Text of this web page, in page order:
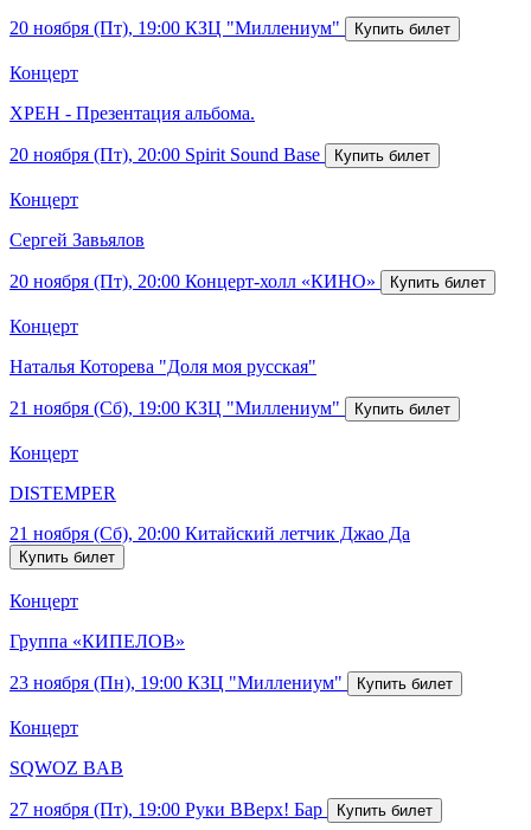
20 ноября (Пт), 19:00 КЗЦ "Миллениум"
Концерт
ХРЕН - Презентация альбома.
20 ноября (Пт), 20:00 Spirit Sound Base
Концерт
Сергей Завьялов
20 ноября (Пт), 20:00 Концерт-холл «КИНО»
Концерт
Наталья Которева "Доля моя русская"
21 ноября (Сб), 19:00 КЗЦ "Миллениум"
Концерт
DISTEMPER
21 ноября (Сб), 20:00 Китайский летчик Джао Да
Концерт
Группа «КИПЕЛОВ»
23 ноября (Пн), 19:00 КЗЦ "Миллениум"
Концерт
SQWOZ BAB
27 ноября (Пт), 19:00 Руки ВВерх! Бар